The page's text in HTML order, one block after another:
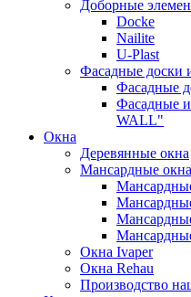
Доборные
Docke
Nailite
U-Plast
Фасадные доски
Фасадные
Фасадные
WALL"
Окна
Деревянные окна
Мансардные окна
Окна Ivaper
Окна Rehau
Производство